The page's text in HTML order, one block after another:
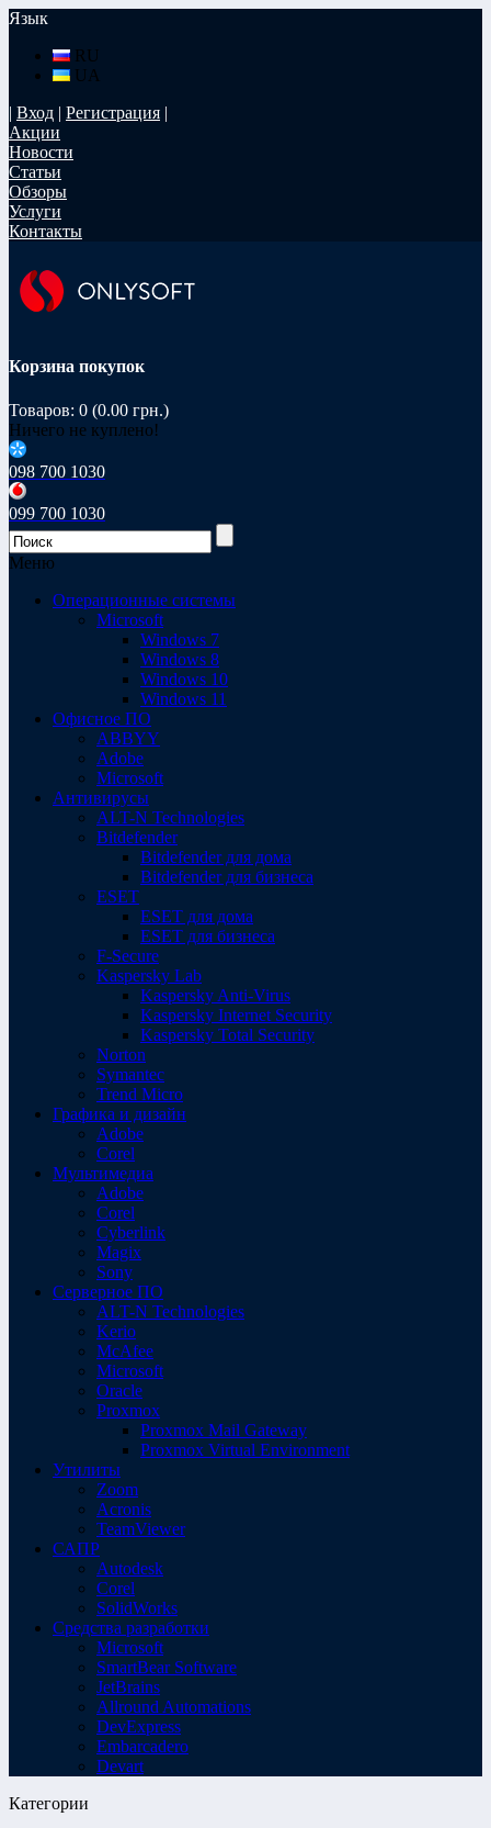
Язык
RU
UA
| Вход | Регистрация |
Акции
Новости
Статьи
Обзоры
Услуги
Контакты
Корзина покупок
Товаров: 0 (0.00 грн.)
Ничего не куплено!
098 700 1030
099 700 1030
Меню
Операционные системы
Microsoft
Windows 7
Windows 8
Windows 10
Windows 11
Офисное ПО
ABBYY
Adobe
Microsoft
Антивирусы
ALT-N Technologies
Bitdefender
Bitdefender для дома
Bitdefender для бизнеса
ESET
ESET для дома
ESET для бизнеса
F-Secure
Kaspersky Lab
Kaspersky Anti-Virus
Kaspersky Internet Security
Kaspersky Total Security
Norton
Symantec
Trend Micro
Графика и дизайн
Adobe
Corel
Мультимедиа
Adobe
Corel
Cyberlink
Magix
Sony
Серверное ПО
ALT-N Technologies
Kerio
McAfee
Microsoft
Oracle
Proxmox
Proxmox Mail Gateway
Proxmox Virtual Environment
Утилиты
Zoom
Acronis
TeamViewer
САПР
Autodesk
Corel
SolidWorks
Средства разработки
Microsoft
SmartBear Software
JetBrains
Allround Automations
DevExpress
Embarcadero
Devart
Категории